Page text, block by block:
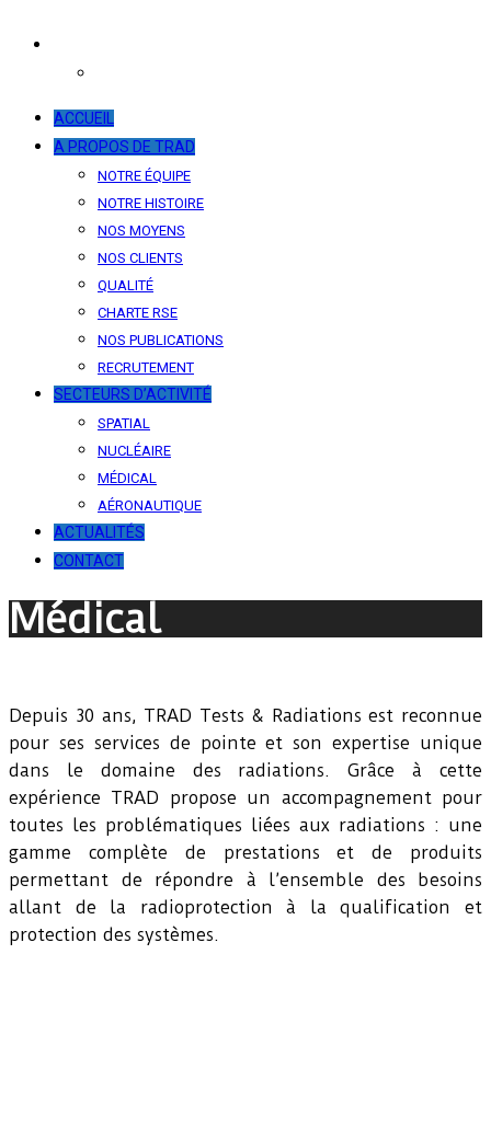
ACCUEIL
A PROPOS DE TRAD
NOTRE ÉQUIPE
NOTRE HISTOIRE
NOS MOYENS
NOS CLIENTS
QUALITÉ
CHARTE RSE
NOS PUBLICATIONS
RECRUTEMENT
SECTEURS D’ACTIVITÉ
SPATIAL
NUCLÉAIRE
MÉDICAL
AÉRONAUTIQUE
ACTUALITÉS
CONTACT
Médical
Depuis 30 ans, TRAD Tests & Radiations est reconnue
pour ses services de pointe et son expertise unique
dans le domaine des radiations. Grâce à cette
expérience TRAD propose un accompagnement pour
toutes les problématiques liées aux radiations : une
gamme complète de prestations et de produits
permettant de répondre à l’ensemble des besoins
allant de la radioprotection à la qualification et
protection des systèmes.